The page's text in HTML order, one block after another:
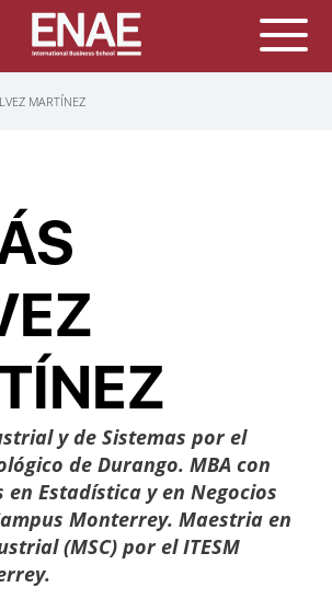
MARTÍNEZ
y de Sistemas por el
de Durango. MBA con
en Estadística y en Negocios
Monterrey. Maestria en
(MSC) por el ITESM